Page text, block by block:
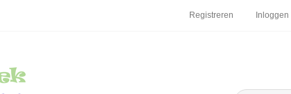
Registreren Inloggen